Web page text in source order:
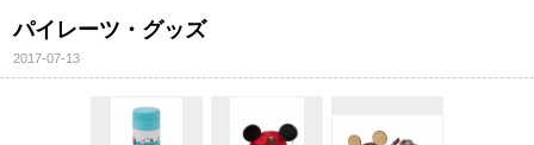
パイレーツ・グッズ
2017-07-13